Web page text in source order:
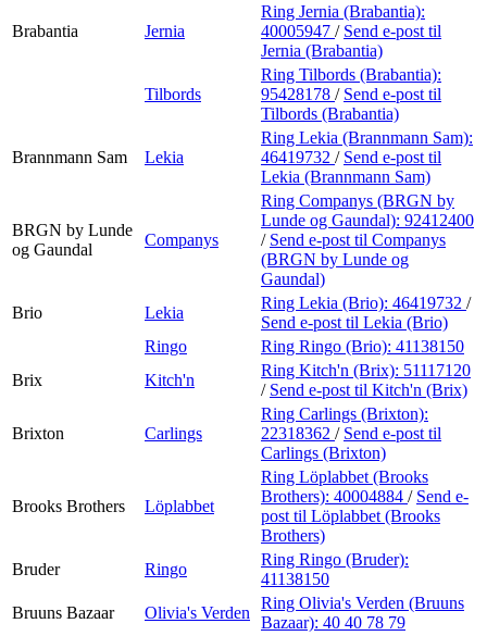
Brabantia Jernia
Ring Jernia (Brabantia):
40005947 / Send e-post til
Jernia (Brabantia)
Tilbords
Ring Tilbords (Brabantia):
95428178 / Send e-post til
Tilbords (Brabantia)
Brannmann Sam Lekia
Ring Lekia (Brannmann Sam):
46419732 / Send e-post til
Lekia (Brannmann Sam)
BRGN by Lunde
og Gaundal
Companys
Ring Companys (BRGN by
Lunde og Gaundal): 92412400
/ Send e-post til Companys
(BRGN by Lunde og
Gaundal)
Brio
Lekia
Ring Lekia (Brio): 46419732 /
Send e-post til Lekia (Brio)
Ringo
Ring Ringo (Brio): 41138150
Brix
Kitch'n
Ring Kitch'n (Brix): 51117120
/ Send e-post til Kitch'n (Brix)
Brixton Carlings
Ring Carlings (Brixton):
22318362 / Send e-post til
Carlings (Brixton)
Brooks Brothers Löplabbet
Ring Löplabbet (Brooks
Brothers): 40004884 / Send e-
post til Löplabbet (Brooks
Brothers)
Bruder
Ringo
Ring Ringo (Bruder):
41138150
Bruuns Bazaar
Olivia's Verden
Ring Olivia's Verden (Bruuns
Bazaar): 40 40 78 79